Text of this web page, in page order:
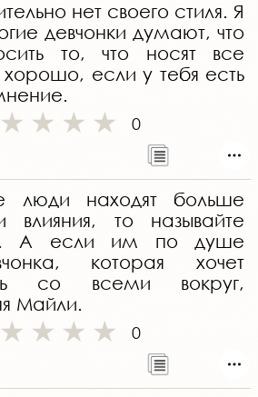
нет своего стиля. Я
девчонки думают, что
то, что носят все
если у тебя есть
0
люди находят больше
влияния, то называйте
А если им по душе
которая хочет
со всеми вокруг,
Майли.
0